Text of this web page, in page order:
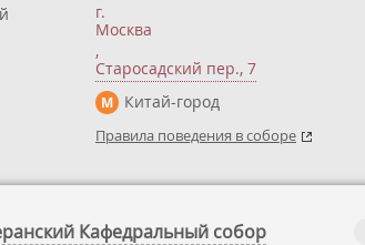
г.
Москва
,
Старосадский пер., 7
М Китай-город
Правила поведения в соборе
Кафедральный собор